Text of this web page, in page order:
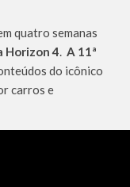
quatro semanas
Horizon 4. A 11ª
do icônico
carros e